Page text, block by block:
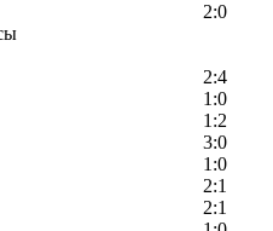
2:0
2:4
1:0
1:2
3:0
1:0
2:1
2:1